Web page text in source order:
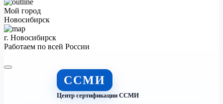
Мой город
Новосибирск
г. Новосибирск
Работаем по всей России
ССМИ
Центр сертификации ССМИ